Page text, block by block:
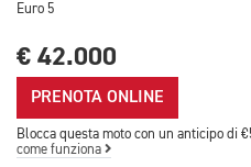
Euro 5
€ 42.000
PRENOTA ONLINE
Blocca questa moto con un anticipo di
come funziona